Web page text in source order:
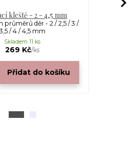
kleště - 2 - 4,5 mm
průměrů děr - 2 / 2,5 / 3 /
3,5 / 4 / 4,5 mm
269 Kč/ks
Skladem 11 ks
Přidat do košíku